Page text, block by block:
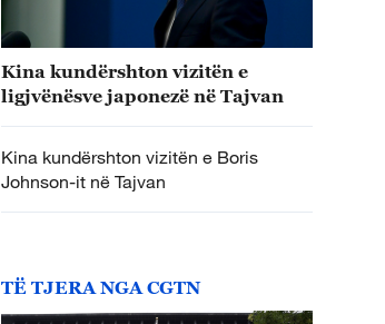
Kina kundërshton vizitën e
ligjvënësve japonezë në Tajvan
Kina kundërshton vizitën e Boris
Johnson-it në Tajvan
TË TJERA NGA CGTN